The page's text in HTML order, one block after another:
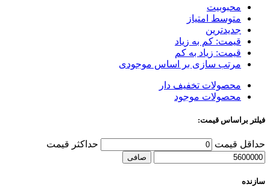
محبوبیت
متوسط امتیاز
جدیدترین
قیمت: کم به زیاد
قیمت: زیاد به کم
مرتب سازی بر اساس موجودی
محصولات تخفیف دار
محصولات موجود
فیلتر براساس قیمت:
حداقل قیمت حداكثر قيمت
صافی
سازنده